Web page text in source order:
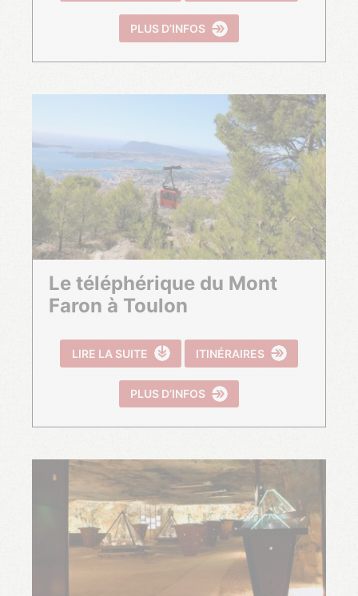
PLUS D’INFOS
Le téléphérique du Mont
Faron à Toulon
LIRE LA SUITE ITINÉRAIRES
PLUS D’INFOS